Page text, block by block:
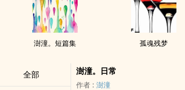
澍潼。短篇集 孤魂残梦
全部 澍潼。日常
作者 : 澍潼